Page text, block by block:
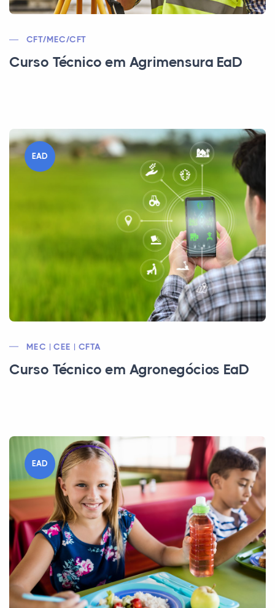
CFT/MEC/CFT
Curso Técnico em Agrimensura EaD
EAD
MEC | CEE | CFTA
Curso Técnico em Agronegócios EaD
EAD